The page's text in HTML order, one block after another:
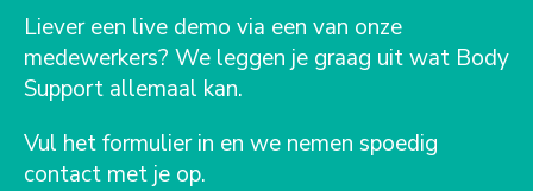
Liever een live demo via een van onze
medewerkers? We leggen je graag uit wat Body
Support allemaal kan.
Vul het formulier in en we nemen spoedig
contact met je op.